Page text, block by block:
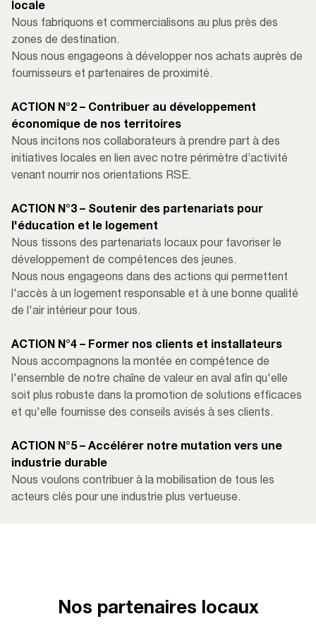
locale
Nous fabriquons et commercialisons au plus près des
zones de destination.
Nous nous engageons à développer nos achats auprès de
fournisseurs et partenaires de proximité.
ACTION N°2 – Contribuer au développement
économique de nos territoires
Nous incitons nos collaborateurs à prendre part à des
initiatives locales en lien avec notre ​périmètre d’activité
venant nourrir nos orientations RSE.
ACTION N°3 – Soutenir des partenariats pour
l'éducation et le logement
Nous tissons des partenariats locaux pour favoriser le
développement de compétences des jeunes. ​
Nous nous engageons dans des actions qui permettent
l'accès à un logement responsable et ​à une bonne qualité
de l'air intérieur pour tous.
ACTION N°4 – Former nos clients et installateurs
Nous accompagnons la montée en compétence de
l'ensemble de notre chaîne de valeur en aval afin qu'elle
soit plus robuste dans la promotion de solutions efficaces
et qu'elle fournisse des conseils avisés à ses clients.
ACTION N°5 – Accélérer notre mutation vers une
industrie durable
Nous voulons contribuer à la mobilisation de tous les
acteurs clés pour une industrie plus vertueuse.
Nos partenaires locaux